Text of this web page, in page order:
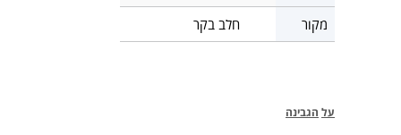
מקור
חלב בקר
על הגבינה